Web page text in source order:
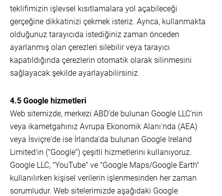
teklifimizin işlevsel kısıtlamalara yol açabileceği
gerçeğine dikkatinizi çekmek isteriz. Ayrıca, kullanmakta
olduğunuz tarayıcıda istediğiniz zaman önceden
ayarlanmış olan çerezleri silebilir veya tarayıcı
kapatıldığında çerezlerin otomatik olarak silinmesini
sağlayacak şekilde ayarlayabilirsiniz.
4.5 Google hizmetleri
Web sitemizde, merkezi ABD'de bulunan Google LLC'nin
veya ikametgahınız Avrupa Ekonomik Alanı'nda (AEA)
veya İsviçre'de ise İrlanda'da bulunan Google Ireland
Limited'in ("Google") çeşitli hizmetlerini kullanıyoruz.
Google LLC, "YouTube" ve "Google Maps/Google Earth"
kullanılırken kişisel verilerin işlenmesinden her zaman
sorumludur. Web sitelerimizde aşağıdaki Google